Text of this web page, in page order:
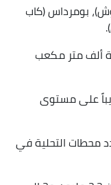
بومرداس (كاب
ألف متر مكعب
على مستوى
التحلية في